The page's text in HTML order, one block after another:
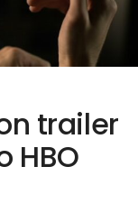
trailer
HBO